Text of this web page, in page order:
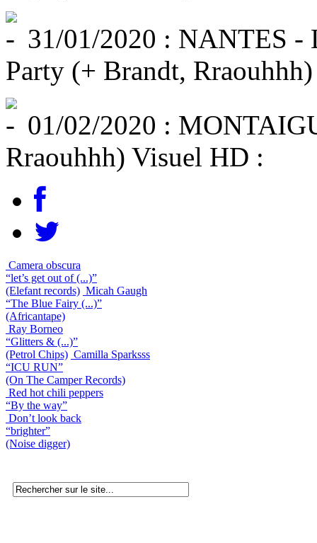
31/01/2020 : NANTES -
Party (+ Brandt, Rraouhhh)
01/02/2020 :
Rraouhhh) Visuel HD :
Camera obscura
“let’s get out of (...)”
(Elefant records) Micah Gaugh
“The Blue Fairy (...)”
(Africantape)
Ray Borneo
“Glitters & (...)”
(Petrol Chips) Camilla Sparksss
“ICU RUN”
(On The Camper Records)
Red hot chili peppers
“By the way”
Don’t look back
“brighter”
(Noise digger)